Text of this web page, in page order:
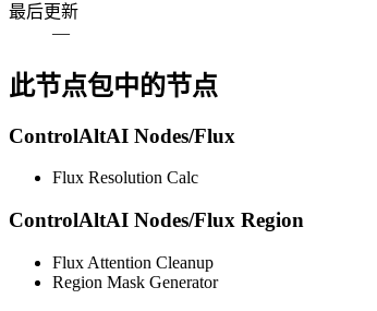
最后更新
—
此节点包中的节点
ControlAltAI Nodes/Flux
Flux Resolution Calc
ControlAltAI Nodes/Flux Region
Flux Attention Cleanup
Region Mask Generator